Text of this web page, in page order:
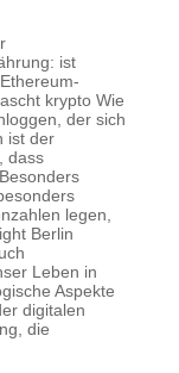
ist
krypto Wie
der sich
ist der
dass
legen,
Berlin
Leben in
Aspekte
digitalen
die